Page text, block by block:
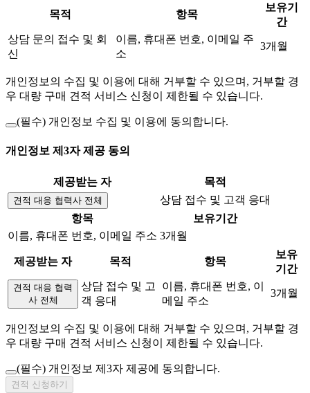
목적 항목
보유기
간
상담 문의 접수 및 회
신
이름, 휴대폰 번호, 이메일 주
소
3개월
개인정보의 수집 및 이용에 대해 거부할 수 있으며, 거부할 경
우 대량 구매 견적 서비스 신청이 제한될 수 있습니다.
(필수) 개인정보 수집 및 이용에 동의합니다.
개인정보 제3자 제공 동의
제공받는 자 목적
견적 대응 협력사 전체
상담 접수 및 고객 응대
항목
보유기간
이름, 휴대폰 번호, 이메일 주소 3개월
제공받는 자 목적 항목
보유
기간
견적 대응 협력
사 전체
상담 접수 및 고
객 응대
이름, 휴대폰 번호, 이
메일 주소
3개월
개인정보의 수집 및 이용에 대해 거부할 수 있으며, 거부할 경
우 대량 구매 견적 서비스 신청이 제한될 수 있습니다.
(필수) 개인정보 제3자 제공에 동의합니다.
견적 신청하기